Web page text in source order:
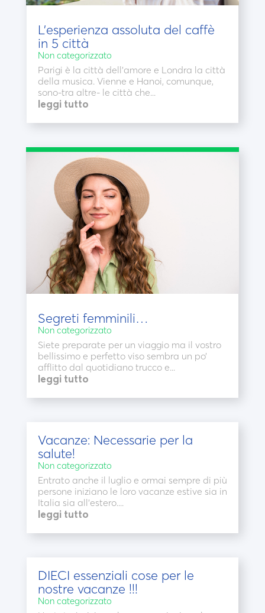
L’esperienza assoluta del caffè
in 5 città
Non categorizzato
Parigi è la città dell’amore e Londra la città
della musica. Vienne e Hanoi, comunque,
sono-tra altre- le città che...
leggi tutto
Segreti femminili…
Non categorizzato
Siete preparate per un viaggio ma il vostro
bellissimo e perfetto viso sembra un po’
afflitto dal quotidiano trucco e...
leggi tutto
Vacanze: Necessarie per la
salute!
Non categorizzato
Entrato anche il luglio e ormai sempre di più
persone iniziano le loro vacanze estive sia in
Italia sia all’estero....
leggi tutto
DIECI essenziali cose per le
nostre vacanze !!!
Non categorizzato